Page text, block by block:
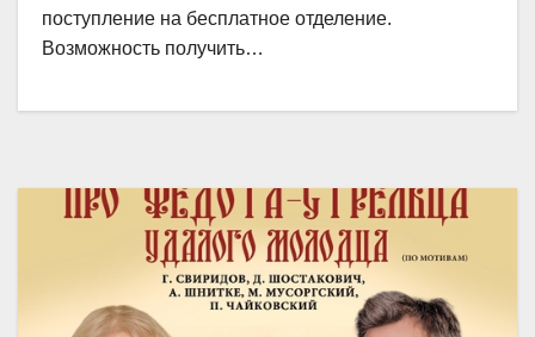
поступление на бесплатное отделение.
Возможность получить…